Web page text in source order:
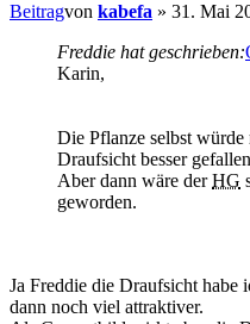
Beitragvon kabefa » 31. Mai
Freddie hat geschrieben:
Karin,
Die Pflanze selbst
Draufsicht besser
Aber dann wäre derHG
geworden.
Ja Freddie die Draufsicht
dann noch viel attraktiver.